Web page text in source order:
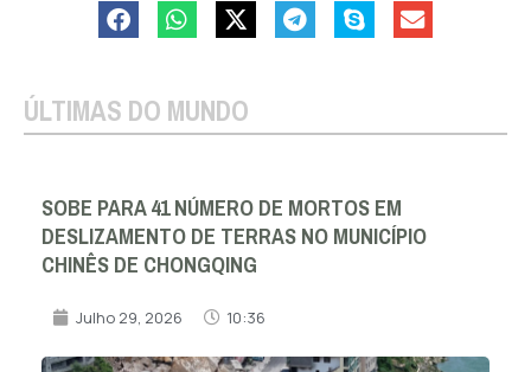
ÚLTIMAS DO MUNDO
SOBE PARA 41 NÚMERO DE MORTOS EM
DESLIZAMENTO DE TERRAS NO MUNICÍPIO
CHINÊS DE CHONGQING
Julho 29, 2026 10:36